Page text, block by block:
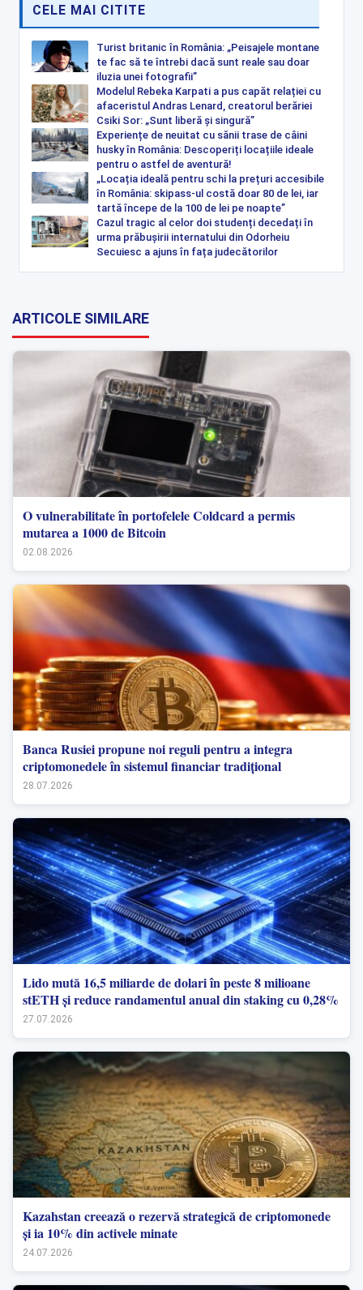
CELE MAI CITITE
Turist britanic în România: „Peisajele montane
te fac să te întrebi dacă sunt reale sau doar
iluzia unei fotografii”
Modelul Rebeka Karpati a pus capăt relației cu
afaceristul Andras Lenard, creatorul berăriei
Csiki Sor: „Sunt liberă și singură”
Experiențe de neuitat cu sănii trase de câini
husky în România: Descoperiți locațiile ideale
pentru o astfel de aventură!
„Locația ideală pentru schi la prețuri accesibile
în România: skipass-ul costă doar 80 de lei, iar
tartă începe de la 100 de lei pe noapte”
Cazul tragic al celor doi studenți decedați în
urma prăbușirii internatului din Odorheiu
Secuiesc a ajuns în fața judecătorilor
ARTICOLE SIMILARE
O vulnerabilitate în portofelele Coldcard a permis
mutarea a 1000 de Bitcoin
02.08.2026
Banca Rusiei propune noi reguli pentru a integra
criptomonedele în sistemul financiar tradițional
28.07.2026
Lido mută 16,5 miliarde de dolari în peste 8 milioane
stETH și reduce randamentul anual din staking cu 0,28%
27.07.2026
Kazahstan creează o rezervă strategică de criptomonede
și ia 10% din activele minate
24.07.2026